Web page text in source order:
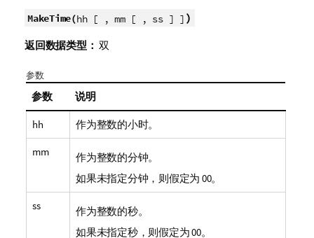
MakeTime(hh [ , mm [ , ss ] ] )
返回数据类型： 双
参数
参数 说明
hh 作为整数的小时。
mm
作为整数的分钟。
如果未指定分钟，则假定为 00。
ss
作为整数的秒。
如果未指定秒，则假定为 00。